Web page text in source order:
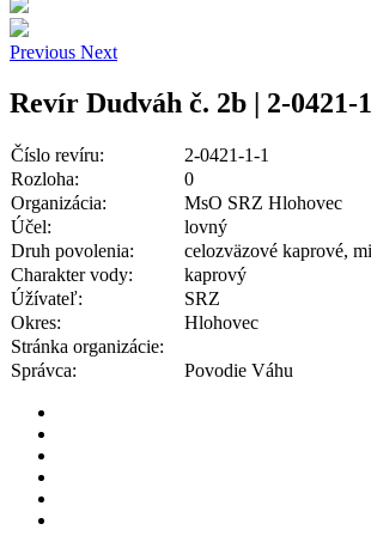
Previous Next
Revír Dudváh č. 2b | 2-0421-
Číslo revíru:
2-0421-1-1
Rozloha:
0
Organizácia:
MsO SRZ Hlohovec
Účel:
lovný
Druh povolenia:
celozväzové kaprové,
Charakter vody:
kaprový
Úžívateľ:
SRZ
Okres:
Hlohovec
Stránka organizácie:
Správca:
Povodie Váhu